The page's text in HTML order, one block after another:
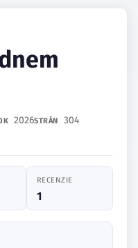
2026STRÁN 304
RECENZIE
1